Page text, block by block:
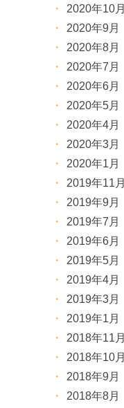
2020年10月
2020年9月
2020年8月
2020年7月
2020年6月
2020年5月
2020年4月
2020年3月
2020年1月
2019年11月
2019年9月
2019年7月
2019年6月
2019年5月
2019年4月
2019年3月
2019年1月
2018年11月
2018年10月
2018年9月
2018年8月